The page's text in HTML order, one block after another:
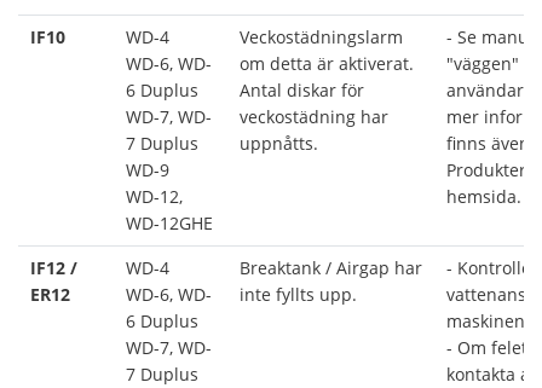
IF10
WD-4
WD-6, WD-
6 Duplus
WD-7, WD-
7 Duplus
WD-9
WD-12,
WD-12GHE
Veckostädningslarm
om detta är aktiverat.
Antal diskar för
veckostädning har
uppnåtts.
- Se
"väggen"
mer
finns även
Produkter
hemsida.
IF12 /
ER12
WD-4
WD-6, WD-
6 Duplus
WD-7, WD-
7 Duplus
Breaktank / Airgap har
inte fyllts upp.
-
maskinen
- Om felet
kontakta